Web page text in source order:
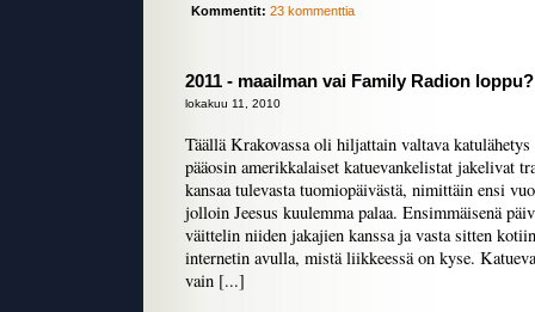
Kommentit: 23 kommenttia
2011 - maailman vai Family Radion loppu?
lokakuu 11, 2010
Täällä Krakovassa oli hiljattain valtava
pääosin amerikkalaiset katuevankelistat jakelivat
kansaa tulevasta tuomiopäivästä, nimittäin ensi
jolloin Jeesus kuulemma palaa. Ensimmäisenä
väittelin niiden jakajien kanssa ja vasta sitten
internetin avulla, mistä liikkeessä on kyse.
vain [...]